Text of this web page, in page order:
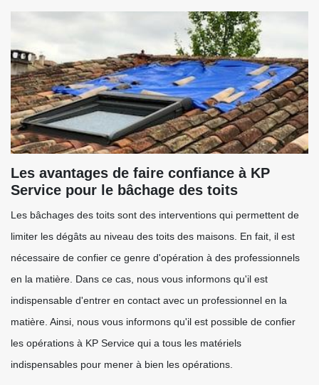
Les avantages de faire confiance à KP
Service pour le bâchage des toits
Les bâchages des toits sont des interventions qui permettent de
limiter les dégâts au niveau des toits des maisons. En fait, il est
nécessaire de confier ce genre d'opération à des professionnels
en la matière. Dans ce cas, nous vous informons qu'il est
indispensable d'entrer en contact avec un professionnel en la
matière. Ainsi, nous vous informons qu'il est possible de confier
les opérations à KP Service qui a tous les matériels
indispensables pour mener à bien les opérations.